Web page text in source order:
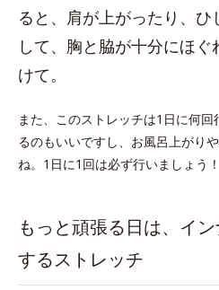
ると、肩が上がったり、ひ
して、胸と脇が十分にほ
けて。
また、このストレッチは1日に何
るのもいいですし、お風呂上がり
ね。1日に1回は必ず行いましょう！
もっと頑張る日は、イ
するストレッチ